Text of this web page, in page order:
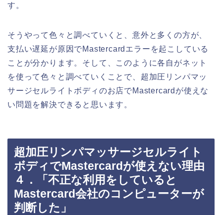
す。
そうやって色々と調べていくと、意外と多くの方が、
支払い遅延が原因でMastercardエラーを起こしている
ことが分かります。そして、このように各自がネット
を使って色々と調べていくことで、超加圧リンパマッ
サージセルライトボディのお店でMastercardが使えな
い問題を解決できると思います。
超加圧リンパマッサージセルライト
ボディでMastercardが使えない理由
４．「不正な利用をしていると
Mastercard会社のコンピューターが
判断した」